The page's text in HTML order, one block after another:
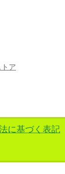
ア
に基づく表記